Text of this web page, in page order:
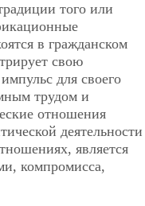
того или
в гражданском
свою
для своего
трудом и
отношения
деятельности
является
компромисса,